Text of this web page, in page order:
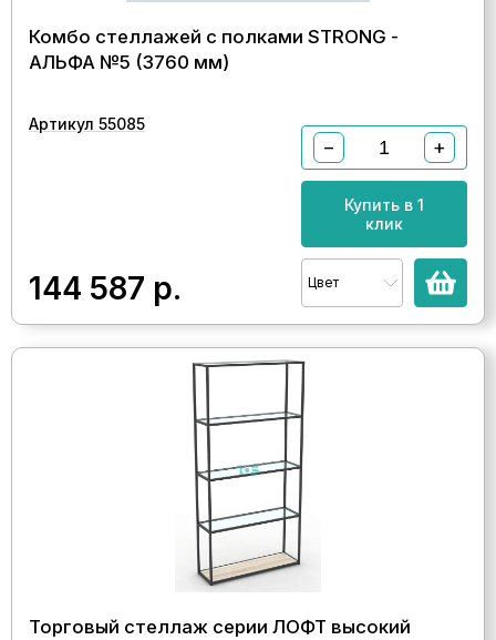
Комбо стеллажей с полками STRONG -
АЛЬФА №5 (3760 мм)
Артикул 55085
144 587 р.
− +
Купить в 1
клик
Цвет
Торговый стеллаж серии ЛОФТ высокий